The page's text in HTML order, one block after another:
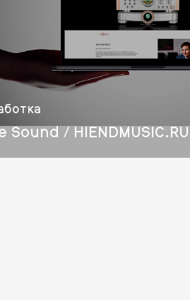
Sound / HIENDMUSIC.RU